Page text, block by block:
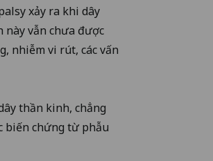
xảy ra khi dây
này vẫn chưa được
nhiễm vi rút, các vấn
thần kinh, chẳng
biến chứng từ phẫu